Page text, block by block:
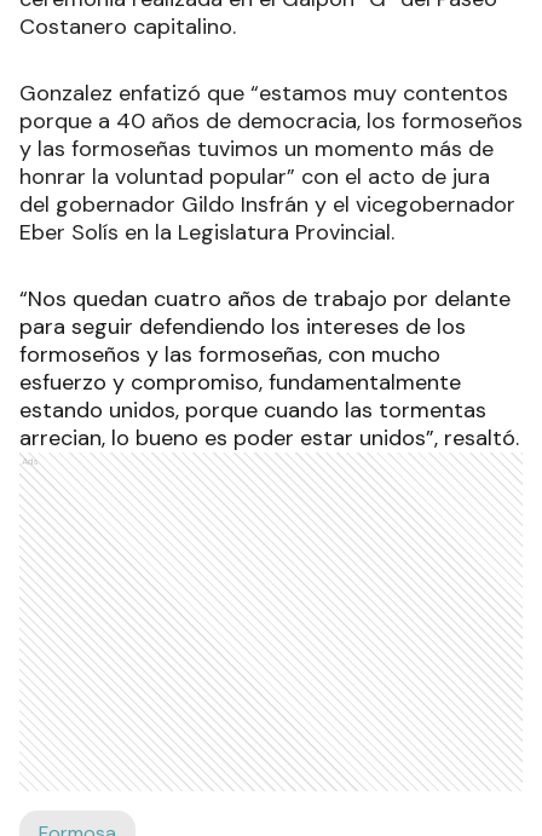
Costanero capitalino.
Gonzalez enfatizó que “estamos muy contentos
porque a 40 años de democracia, los formoseños
y las formoseñas tuvimos un momento más de
honrar la voluntad popular” con el acto de jura
del gobernador Gildo Insfrán y el vicegobernador
Eber Solís en la Legislatura Provincial.
“Nos quedan cuatro años de trabajo por delante
para seguir defendiendo los intereses de los
formoseños y las formoseñas, con mucho
esfuerzo y compromiso, fundamentalmente
estando unidos, porque cuando las tormentas
arrecian, lo bueno es poder estar unidos”, resaltó.
Ads